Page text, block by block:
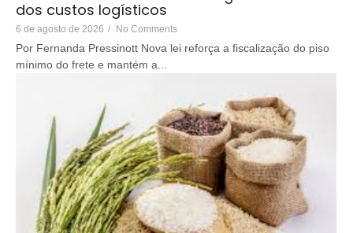
dos custos logísticos
6 de agosto de 2026 / No Comments
Por Fernanda Pressinott Nova lei reforça a fiscalização do piso
mínimo do frete e mantém a...